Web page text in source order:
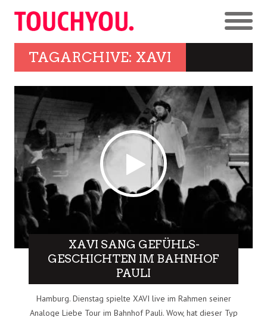
TAGARCHIVE: XAVI
XAVI SANG GEFÜHLS-
GESCHICHTEN IM BAHNHOF
PAULI
Hamburg. Dienstag spielte XAVI live im Rahmen seiner
Analoge Liebe Tour im Bahnhof Pauli. Wow, hat dieser Typ